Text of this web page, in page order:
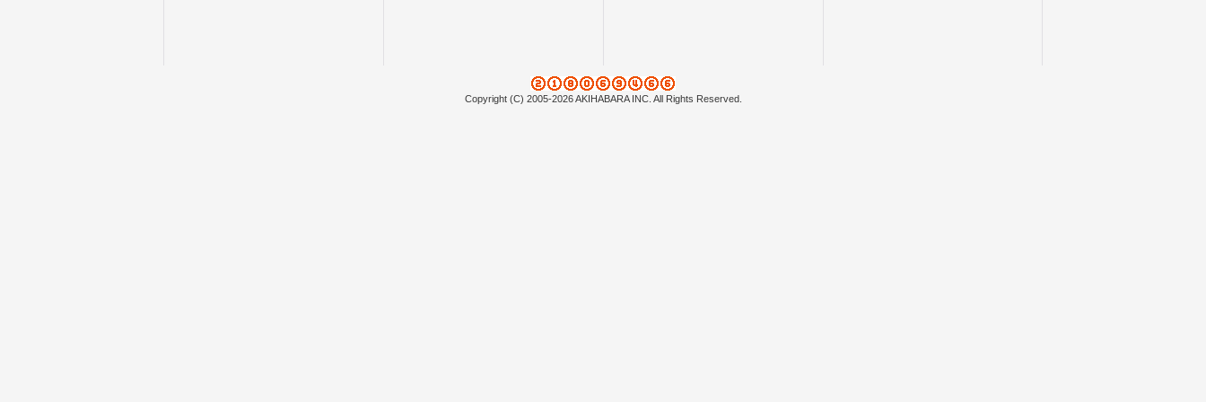
Copyright (C) 2005-2026 AKIHABARA INC. All Rights Reserved.